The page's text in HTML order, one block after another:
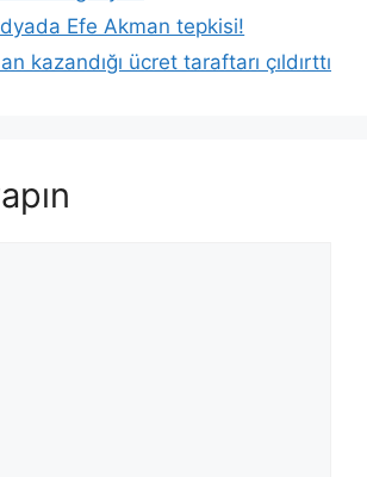
Efe Akman tepkisi!
kazandığı ücret taraftarı çıldırttı